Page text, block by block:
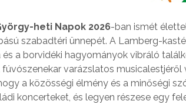
heti Napok 2026-ban ismét
szabadtéri ünnepét. A Lamberg-
a borvidéki hagyományok vibráló
fúvószenekar varázslatos
a közösségi élmény és a minőségi
koncerteket, és legyen részese egy